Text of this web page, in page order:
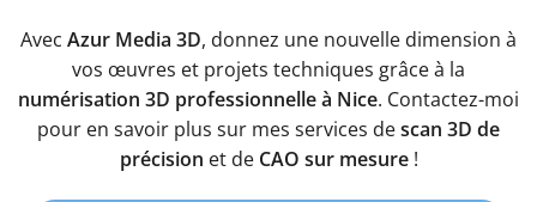
Avec Azur Media 3D, donnez une nouvelle dimension à
vos œuvres et projets techniques grâce à la
numérisation 3D professionnelle à Nice. Contactez-moi
pour en savoir plus sur mes services descan 3D de
précision et deCAO sur mesure!